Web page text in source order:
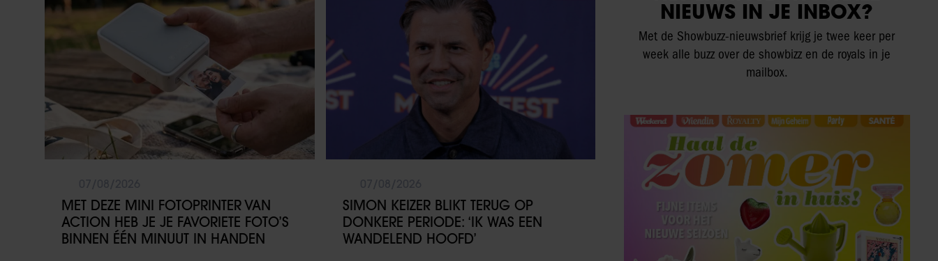
MET DEZE MINI FOTOPRINTER VAN
ACTION HEB JE JE FAVORIETE FOTO’S
BINNEN ÉÉN MINUUT IN HANDEN
SIMON KEIZER BLIKT TERUG OP
DONKERE PERIODE: ‘IK WAS EEN
WANDELEND HOOFD’
NIEUWS IN JE INBOX?
Met de Showbuzz-nieuwsbrief krijg je twee keer per
week alle buzz over de showbizz en de royals in je
mailbox.